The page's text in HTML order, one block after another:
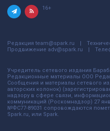
16+
Редакция team@spark.ru
Продвижение adv@spark.ru
Учредитель сетевого издания
Редакционные материалы ООО
Сообщения и материалы сетевого
авторских колонок)
надзору в сфере связи,
коммуникаций (Роскомнадзор) 27
№ФС77-89031 сопровождаются
Spark.ru, или Spark.